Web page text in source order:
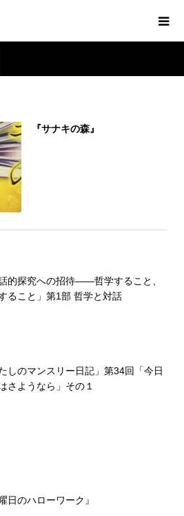
『サナキの森』
話的探究への招待――哲学すること、
ること」第1部 哲学と対話
たしのマンスリー日記」第34回「今日
さようなら」その１
日のハローワーク』